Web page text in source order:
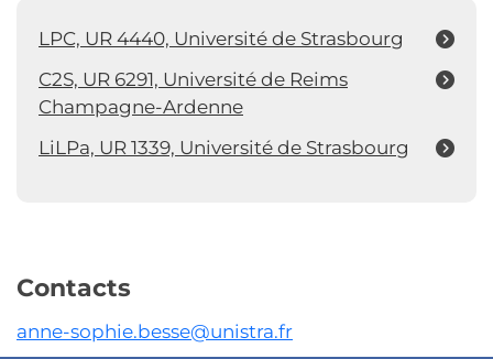
LPC, UR 4440, Université de Strasbourg
C2S, UR 6291, Université de Reims
Champagne-Ardenne
LiLPa, UR 1339, Université de Strasbourg
Contacts
anne-sophie.besse@unistra.fr